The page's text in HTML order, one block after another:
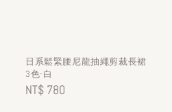
日系鬆緊腰尼龍抽繩剪裁長裙
3色-白
Regular
NT$ 780